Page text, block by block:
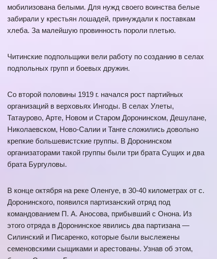
мобилизована белыми. Для нужд своего воинства белые
забирали у крестьян лошадей, принуждали к поставкам
хлеба. За малейшую провинность пороли плетью.
Читинские подпольщики вели работу по созданию в селах
подпольных групп и боевых дружин.
Со второй половины 1919 г. начался рост партийных
организаций в верховьях Ингоды. В селах Улеты,
Татаурово, Арте, Новом и Старом Доронинском, Дешулане,
Николаевском, Ново-Салии и Танге сложились довольно
крепкие большевистские группы. В Доронинском
организаторами такой группы были три брата Сущих и два
брата Бургуловы.
В конце октября на реке Оленгуе, в 30-40 километрах от с.
Доронинского, появился партизанский отряд под
командованием П. А. Аносова, прибывший с Онона. Из
этого отряда в Доронинское явились два партизана —
Силинский и Писаренко, которые были выслежены
семеновскими сыщиками и арестованы. Узнав об этом,